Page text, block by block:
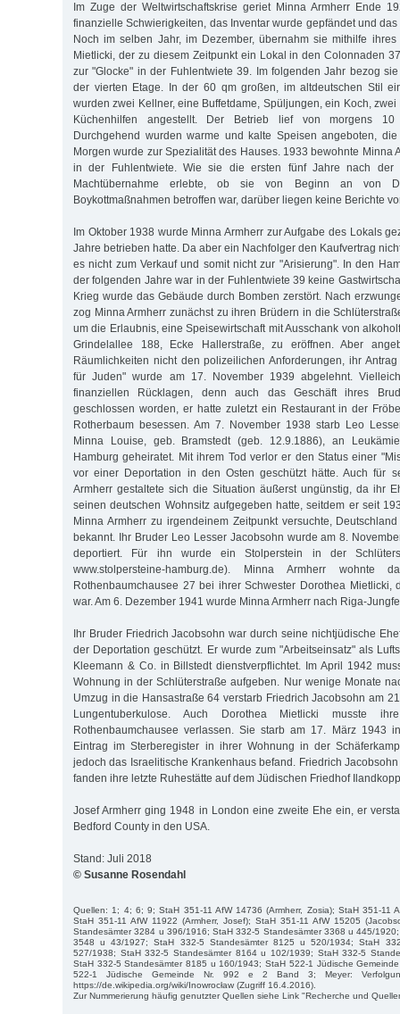
Im Zuge der Weltwirtschaftskrise geriet Minna Armherr Ende
finanzielle Schwierigkeiten, das Inventar wurde gepfändet und
Noch im selben Jahr, im Dezember, übernahm sie mithilfe ihres
Mietlicki, der zu diesem Zeitpunkt ein Lokal in den Colonnaden
zur "Glocke" in der Fuhlentwiete 39. Im folgenden Jahr bezog
der vierten Etage. In der 60 qm großen, im altdeutschen Stil
wurden zwei Kellner, eine Buffetdame, Spüljungen, ein Koch,
Küchenhilfen angestellt. Der Betrieb lief von morgens
Durchgehend wurden warme und kalte Speisen angeboten,
Morgen wurde zur Spezialität des Hauses. 1933 bewohnte Minna
in der Fuhlentwiete. Wie sie die ersten fünf Jahre nach der
Machtübernahme erlebte, ob sie von Beginn an von
Boykottmaßnahmen betroffen war, darüber liegen keine Berichte
Im Oktober 1938 wurde Minna Armherr zur Aufgabe des Lokals
Jahre betrieben hatte. Da aber ein Nachfolger den Kaufvertrag
es nicht zum Verkauf und somit nicht zur "Arisierung". In den
der folgenden Jahre war in der Fuhlentwiete 39 keine
Krieg wurde das Gebäude durch Bomben zerstört. Nach
zog Minna Armherr zunächst zu ihren Brüdern in die
um die Erlaubnis, eine Speisewirtschaft mit Ausschank von
Grindelallee 188, Ecke Hallerstraße, zu eröffnen. Aber
Räumlichkeiten nicht den polizeilichen Anforderungen, ihr
für Juden" wurde am 17. November 1939 abgelehnt.
finanziellen Rücklagen, denn auch das Geschäft ihres
geschlossen worden, er hatte zuletzt ein Restaurant in der
Rotherbaum besessen. Am 7. November 1938 starb Leo
Minna Louise, geb. Bramstedt (geb. 12.9.1886), an
Hamburg geheiratet. Mit ihrem Tod verlor er den Status einer
vor einer Deportation in den Osten geschützt hätte. Auch für
Armherr gestaltete sich die Situation äußerst ungünstig, da ihr
seinen deutschen Wohnsitz aufgegeben hatte, seitdem er seit
Minna Armherr zu irgendeinem Zeitpunkt versuchte,
bekannt. Ihr Bruder Leo Lesser Jacobsohn wurde am 8.
deportiert. Für ihn wurde ein Stolperstein in der
www.stolpersteine-hamburg.de). Minna Armherr
Rothenbaumchausee 27 bei ihrer Schwester Dorothea Mietlicki,
war. Am 6. Dezember 1941 wurde Minna Armherr nach Riga-
Ihr Bruder Friedrich Jacobsohn war durch seine nichtjüdische
der Deportation geschützt. Er wurde zum "Arbeitseinsatz" als
Kleemann & Co. in Billstedt dienstverpflichtet. Im April 1942
Wohnung in der Schlüterstraße aufgeben. Nur wenige Monate
Umzug in die Hansastraße 64 verstarb Friedrich Jacobsohn am
Lungentuberkulose. Auch Dorothea Mietlicki musste
Rothenbaumchausee verlassen. Sie starb am 17. März 1943
Eintrag im Sterberegister in ihrer Wohnung in der
jedoch das Israelitische Krankenhaus befand. Friedrich
fanden ihre letzte Ruhestätte auf dem Jüdischen Friedhof
Josef Armherr ging 1948 in London eine zweite Ehe ein, er
Bedford County in den USA.
Stand: Juli 2018
© Susanne Rosendahl
Quellen: 1; 4; 6; 9; StaH 351-11 AfW 14736 (Armherr, Zosia); StaH 351-11
StaH 351-11 AfW 11922 (Armherr, Josef); StaH 351-11 AfW 15205
Standesämter 3284 u 396/1916; StaH 332-5 Standesämter 3368 u 445/
3548 u 43/1927; StaH 332-5 Standesämter 8125 u 520/1934; StaH
527/1938; StaH 332-5 Standesämter 8164 u 102/1939; StaH 332-5
StaH 332-5 Standesämter 8185 u 160/1943; StaH 522-1 Jüdische
522-1 Jüdische Gemeinde Nr. 992 e 2 Band 3; Meyer:
https://de.wikipedia.org/wiki/Inowrocław (Zugriff 16.4.2016).
Zur Nummerierung häufig genutzter Quellen siehe Link "Recherche und